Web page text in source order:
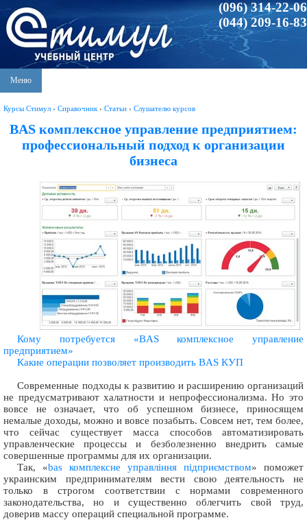
(096) 314-22-06
(044) 209-16-83
Меню
Курсы Стимул › Справочник › Статьи › Слушателю курсов
BAS комплексное управление предприятием:
профессиональный подход к организации
бизнеса
Кому потребуется «BAS комплексное управление
предприятием»
Какие операции позволяет производить BAS КУП
Современные подходы к развитию и расширению организаций
не предусматривают халатности и непрофессионализма. Но это
вовсе не означает, что об успешном бизнесе, приносящем
немалые доходы, можно и вовсе позабыть. Совсем нет, тем более,
что сейчас существует масса способов автоматизировать
управленческие процессы и безболезненно внедрить самые
совершенные программы для их организации.
Так, «bas комплексне управління підприємством» поможет
украинским предпринимателям вести свою деятельность не
только в строгом соответствии с нормами современного
законодательства, но и существенно облегчить свой труд,
доверив массу операций специальной программе.